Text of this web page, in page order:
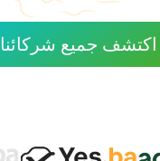
اكتشف جميع شركائنا